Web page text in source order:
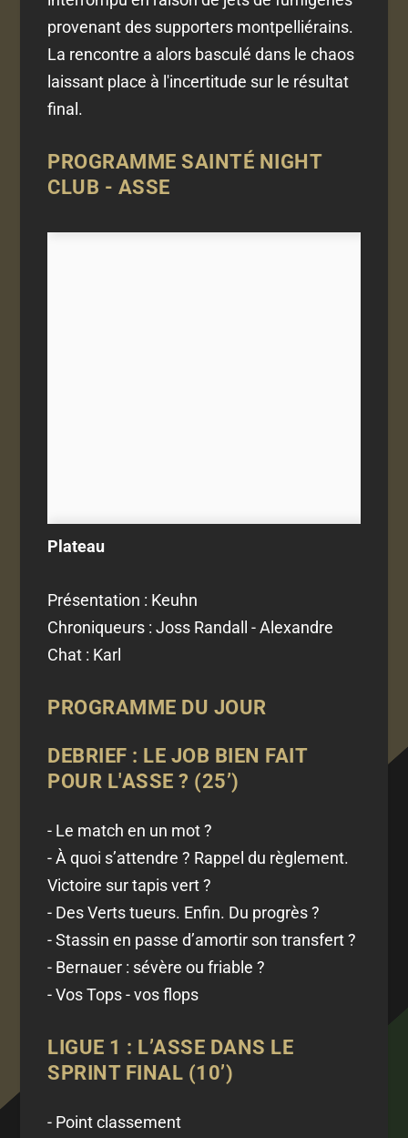
provenant des supporters montpelliérains.
La rencontre a alors basculé dans le chaos
laissant place à l'incertitude sur le résultat
final.
PROGRAMMESAINTÉ NIGHT
CLUB - ASSE
Plateau
Présentation : Keuhn
Chroniqueurs : Joss Randall - Alexandre
Chat : Karl
PROGRAMME DU JOUR
DEBRIEF : LE JOB BIEN FAIT
POUR L'ASSE ? (25’)
- Le match en un mot ?
- À quoi s’attendre ? Rappel du règlement.
Victoire sur tapis vert ?
- Des Verts tueurs. Enfin. Du progrès ?
- Stassin en passe d’amortir son transfert ?
- Bernauer : sévère ou friable ?
- Vos Tops - vos flops
LIGUE 1 : L’ASSE DANS LE
SPRINT FINAL (10’)
- Point classement